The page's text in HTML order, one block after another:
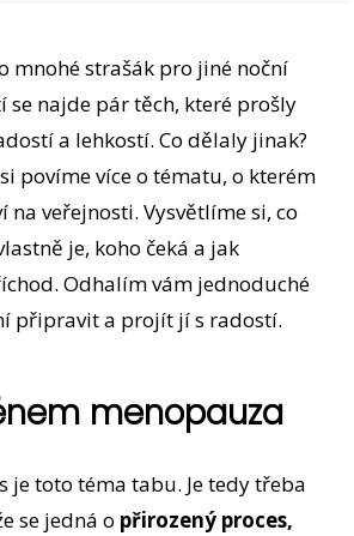
mnohé strašák pro jiné noční
se najde pár těch, které prošly
a lehkostí. Co dělaly jinak?
povíme více o tématu, o kterém
na veřejnosti. Vysvětlíme si, co
je, koho čeká a jak
Odhalím vám jednoduché
připravit a projít jí s radostí.
menopauza
je toto téma tabu. Je tedy třeba
se jedná o přirozený proces,